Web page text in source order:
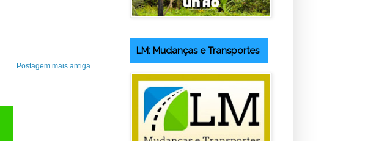
Postagem mais antiga
LM: Mudanças e Transportes